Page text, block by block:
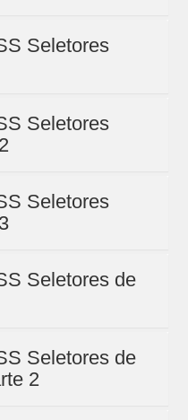
Seletores
Seletores
Seletores
Seletores de
Seletores de
2